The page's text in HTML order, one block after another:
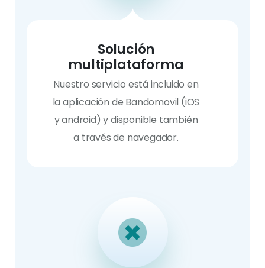
Solución
multiplataforma
Nuestro servicio está incluido en
la aplicación de Bandomovil (iOS
y android) y disponible también
a través de navegador.